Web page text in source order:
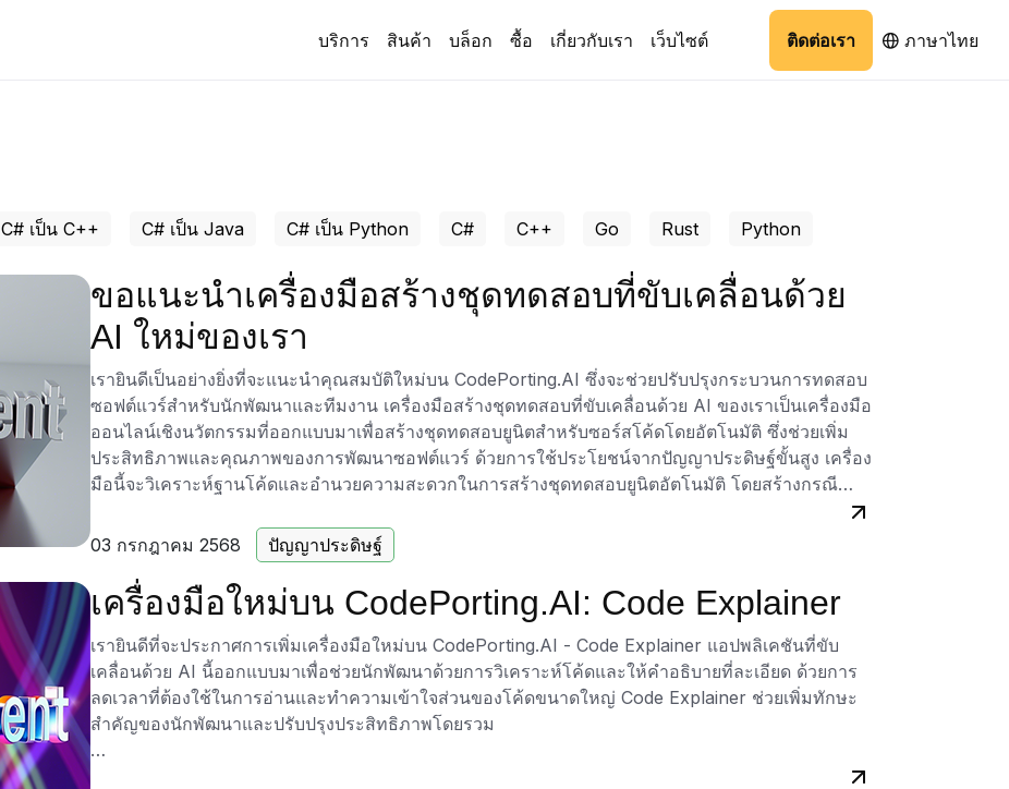
บริการ สินค้า บล็อก ซื้อ เกี่ยวกับเรา เว็บไซต์ ติดต่อเรา ภาษาไทย
C# เป็น C++ C# เป็น Java C# เป็น Python C# C++ Go Rust Python
ขอแนะนำเครื่องมือสร้างชุดทดสอบที่ขับเคลื่อนด้วย
AI ใหม่ของเรา
เรายินดีเป็นอย่างยิ่งที่จะแนะนำคุณสมบัติใหม่บน CodePorting.AI ซึ่งจะช่วยปรับปรุงกระบวนการทดสอบ
ซอฟต์แวร์สำหรับนักพัฒนาและทีมงาน เครื่องมือสร้างชุดทดสอบที่ขับเคลื่อนด้วย AI ของเราเป็นเครื่องมือ
ออนไลน์เชิงนวัตกรรมที่ออกแบบมาเพื่อสร้างชุดทดสอบยูนิตสำหรับซอร์สโค้ดโดยอัตโนมัติ ซึ่งช่วยเพิ่ม
ประสิทธิภาพและคุณภาพของการพัฒนาซอฟต์แวร์ ด้วยการใช้ประโยชน์จากปัญญาประดิษฐ์ขั้นสูง เครื่อง
มือนี้จะวิเคราะห์ฐานโค้ดและอำนวยความสะดวกในการสร้างชุดทดสอบยูนิตอัตโนมัติ โดยสร้างกรณี
ทรัพยากรอันมีค่า
เครื่องมือสร้างชุดทดสอบ CodePorting.AI รองรับภาษาโปรแกรมที่หลากหลาย ได้แก่ C++, Python,
Java, C#, JavaScript, TypeScript, Go, Ruby, PHP, Kotlin, Swift, Rust, Delphi, Fortran และ
COBOL รวมถึงภาษาอื่นๆ อีกมากมาย ซึ่งรับประกันความเข้ากันได้กับโครงการที่หลากหลาย เครื่องมือนี้
มีฟังก์ชันการทำงานหลัก เช่น การสร้างชุดทดสอบยูนิตอัตโนมัติโดยอิงตามพฤติกรรมของแอปพลิเคชัน
การสร้างการทดสอบตามโมเดลโดยใช้คำอธิบายภาษาธรรมชาติ และการสร้างข้อมูลทดสอบสังเคราะห์
แบบกำหนดเองเพื่อจำลองสถานการณ์จริง นอกจากนี้ นักพัฒนายังสามารถปรับแต่งพฤติกรรมของ AI ด้วย
03 กรกฎาคม 2568 ปัญญาประดิษฐ์
เครื่องมือใหม่บน CodePorting.AI: Code Explainer
เรายินดีที่จะประกาศการเพิ่มเครื่องมือใหม่บน CodePorting.AI - Code Explainer แอปพลิเคชันที่ขับ
เคลื่อนด้วย AI นี้ออกแบบมาเพื่อช่วยนักพัฒนาด้วยการวิเคราะห์โค้ดและให้คำอธิบายที่ละเอียด ด้วยการ
ลดเวลาที่ต้องใช้ในการอ่านและทำความเข้าใจส่วนของโค้ดขนาดใหญ่ Code Explainer ช่วยเพิ่มทักษะ
สำคัญของนักพัฒนาและปรับปรุงประสิทธิภาพโดยรวม
Code Explainer รองรับภาษาโปรแกรมหลากหลาย ทำให้เป็นเครื่องมืออเนกประสงค์สำหรับนักพัฒนาที่